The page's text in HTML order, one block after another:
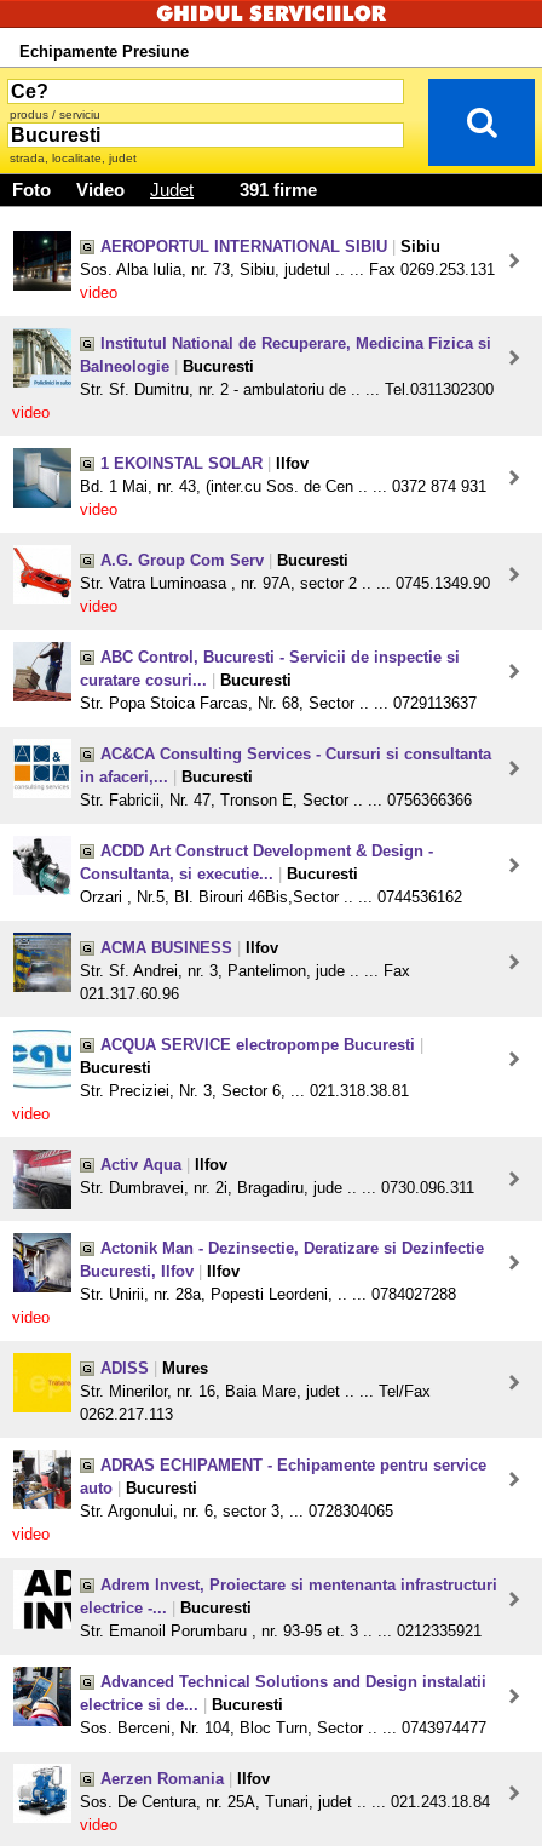
Echipamente Presiune
produs / serviciu
strada, localitate, judet
Foto Video Judet 391 firme
AEROPORTUL INTERNATIONAL SIBIU
Sibiu
Sos. Alba Iulia, nr. 73, Sibiu, judetul .. ... Fax 0269.253.131
video
Institutul National de Recuperare, Medicina Fizica si
Balneologie
Bucuresti
Str. Sf. Dumitru, nr. 2 - ambulatoriu de .. ... Tel.0311302300
video
1 EKOINSTAL SOLAR
Ilfov
Bd. 1 Mai, nr. 43, (inter.cu Sos. de Cen .. ... 0372 874 931
video
A.G. Group Com Serv
Bucuresti
Str. Vatra Luminoasa , nr. 97A, sector 2 .. ... 0745.1349.90
video
ABC Control, Bucuresti - Servicii de inspectie si
curatare cosuri...
Bucuresti
Str. Popa Stoica Farcas, Nr. 68, Sector .. ... 0729113637
AC&CA Consulting Services - Cursuri si consultanta
in afaceri,...
Bucuresti
Str. Fabricii, Nr. 47, Tronson E, Sector .. ... 0756366366
ACDD Art Construct Development & Design -
Consultanta, si executie...
Bucuresti
Orzari , Nr.5, Bl. Birouri 46Bis,Sector .. ... 0744536162
ACMA BUSINESS
Ilfov
Str. Sf. Andrei, nr. 3, Pantelimon, jude .. ... Fax
021.317.60.96
ACQUA SERVICE electropompe Bucuresti
Bucuresti
Str. Preciziei, Nr. 3, Sector 6, ... 021.318.38.81
video
Activ Aqua
Ilfov
Str. Dumbravei, nr. 2i, Bragadiru, jude .. ... 0730.096.311
Actonik Man - Dezinsectie, Deratizare si Dezinfectie
Bucuresti, Ilfov
Ilfov
Str. Unirii, nr. 28a, Popesti Leordeni, .. ... 0784027288
video
ADISS
Mures
Str. Minerilor, nr. 16, Baia Mare, judet .. ... Tel/Fax
0262.217.113
ADRAS ECHIPAMENT - Echipamente pentru service
auto
Bucuresti
Str. Argonului, nr. 6, sector 3, ... 0728304065
video
Adrem Invest, Proiectare si mentenanta infrastructuri
electrice -...
Bucuresti
Str. Emanoil Porumbaru , nr. 93-95 et. 3 .. ... 0212335921
Advanced Technical Solutions and Design instalatii
electrice si de...
Bucuresti
Sos. Berceni, Nr. 104, Bloc Turn, Sector .. ... 0743974477
Aerzen Romania
Ilfov
Sos. De Centura, nr. 25A, Tunari, judet .. ... 021.243.18.84
video